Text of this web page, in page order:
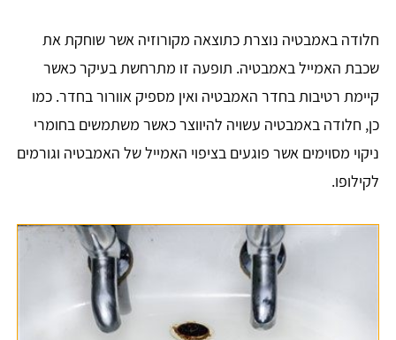
חלודה באמבטיה נוצרת כתוצאה מקורוזיה אשר שוחקת את
שכבת האמייל באמבטיה. תופעה זו מתרחשת בעיקר כאשר
קיימת רטיבות בחדר האמבטיה ואין מספיק אוורור בחדר. כמו
כן, חלודה באמבטיה עשויה להיווצר כאשר משתמשים בחומרי
ניקוי מסוימים אשר פוגעים בציפוי האמייל של האמבטיה וגורמים
לקילופו.